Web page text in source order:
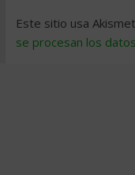
Este sitio usa
se procesan los